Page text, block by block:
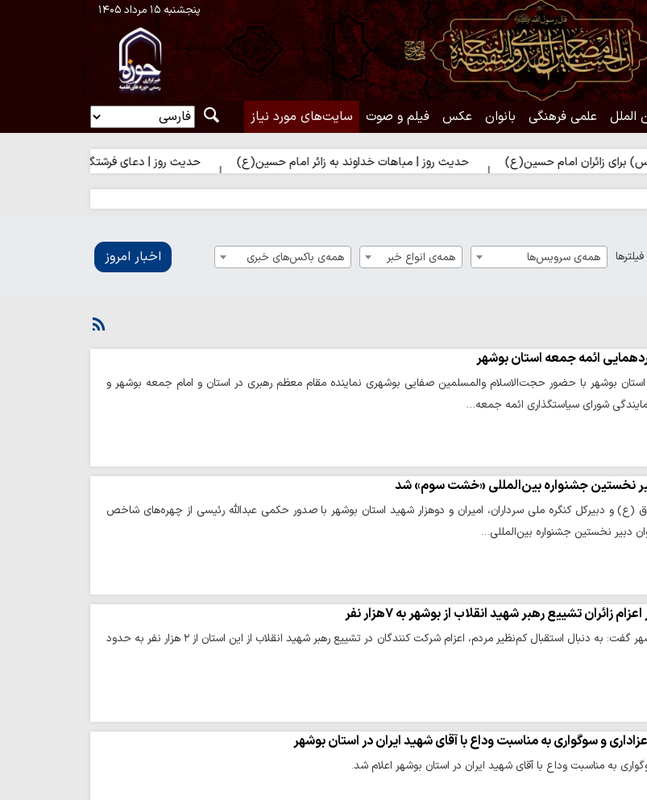
پنجشنبه ۱۵ مرداد ۱۴۰۵
الملل علمی فرهنگی بانوان عکس فیلم و صوت سایت‌های مورد نیاز
امام حسین(ع) حدیث روز | مباهات خداوند به زائر امام حسین(ع) حدیث روز | دعای فرشتگان برای زائر امام حسین(ع)
فیلترها همه‌ی سرویس‌ها همه‌ی انواع خبر همه‌ی باکس‌های خبری اخبار امروز
ائمه جمعه استان بوشهر
بوشهر با حضور حجت‌الاسلام والمسلمین صفایی بوشهری نماینده مقام معظم رهبری در استان و امام جمعه بوشهر و
شورای سیاستگذاری ائمه جمعه…
نخستین جشنواره بین‌المللی «خشت سوم» شد
(ع) و دبیرکل کنگره ملی سرداران، امیران و دوهزار شهید استان بوشهر با صدور حکمی عبدالله رئیسی از چهره‌های شاخص
دبیر نخستین جشنواره بین‌المللی…
زائران تشییع رهبر شهید انقلاب از بوشهر به ۷هزار نفر
حوزه/ فرمانده سپاه استان بوشهر گفت: به دنبال استقبال کم‌نظیر مردم، اعزام شرکت کنندگان در تشییع رهبر شهید انقلاب از این استان از ۲ هزار نفر به حدود
و سوگواری به مناسبت وداع با آقای شهید ایران در استان بوشهر
به مناسبت وداع با آقای شهید ایران در استان بوشهر اعلام شد.